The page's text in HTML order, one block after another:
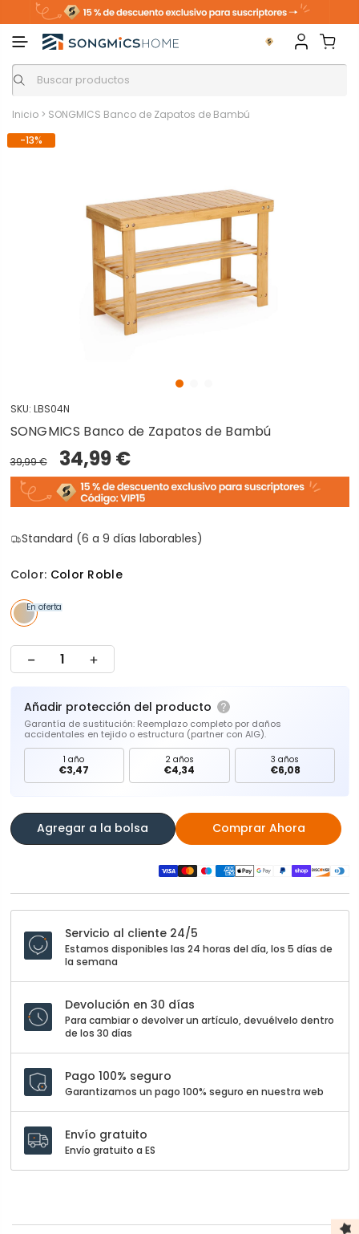
Inicio > SONGMICS Banco de Zapatos de Bambú
-13%
SKU: LBS04N
SONGMICS Banco de Zapatos de Bambú
39,99 € 34,99 €
Standard (6 a 9 días laborables)
Color: Color Roble
En oferta
Añadir protección del producto
Garantía de sustitución: Reemplazo completo por daños
accidentales en tejido o estructura (partner con AIG).
1 año
€3,47
2 años
€4,34
3 años
€6,08
Agregar a la bolsa Comprar Ahora
Servicio al cliente 24/5
Estamos disponibles las 24 horas del día, los 5 días de
la semana
Devolución en 30 días
Para cambiar o devolver un artículo, devuélvelo dentro
de los 30 días
Pago 100% seguro
Garantizamos un pago 100% seguro en nuestra web
Envío gratuito
Envío gratuito a ES